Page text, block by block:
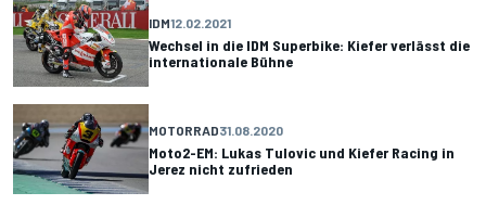
IDM12.02.2021
Wechsel in die IDM Superbike: Kiefer verlässt die
internationale Bühne
MOTORRAD31.08.2020
Moto2-EM: Lukas Tulovic und Kiefer Racing in
Jerez nicht zufrieden